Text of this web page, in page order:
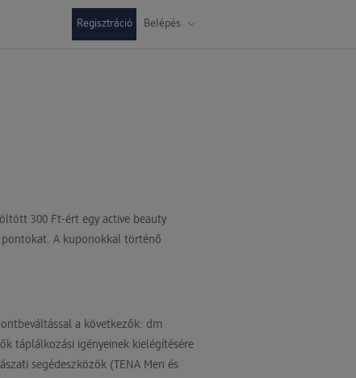
Regisztráció Belépés
300 Ft-ért egy active beauty
pontokat. A kuponokkal történő
a következők: dm
táplálkozási igényeinek kielégítésére
segédeszközök (TENA Men és